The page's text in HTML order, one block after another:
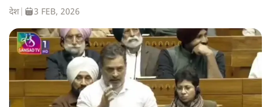
देश 3 FEB, 2026